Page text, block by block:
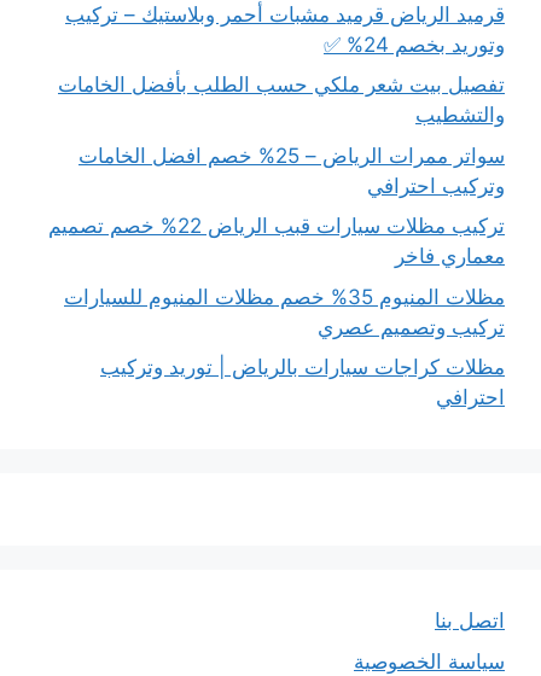
قرميد الرياض قرميد مشبات أحمر وبلاستيك – تركيب
وتوريد بخصم 24% ✅
تفصيل بيت شعر ملكي حسب الطلب بأفضل الخامات
والتشطيب
سواتر ممرات الرياض – 25% خصم افضل الخامات
وتركيب احترافي
تركيب مظلات سيارات قبب الرياض 22% خصم تصميم
معماري فاخر
مظلات المنيوم 35% خصم مظلات المنيوم للسيارات
تركيب وتصميم عصري
مظلات كراجات سيارات بالرياض | توريد وتركيب
احترافي
اتصل بنا
سياسة الخصوصية